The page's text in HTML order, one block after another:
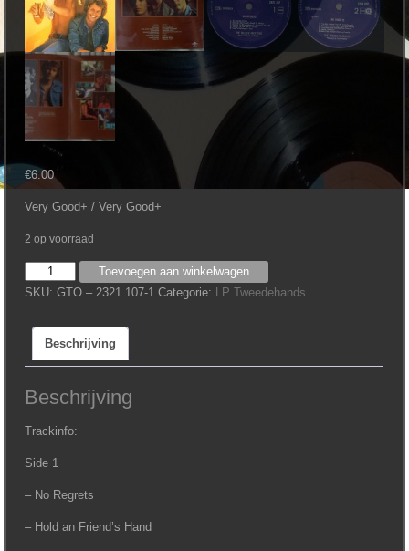
€6.00
Very Good+ / Very Good+
2 op voorraad
Walker
Brothers
No
Regrets
aantal
Toevoegen aan winkelwagen
SKU:GTO – 2321 107-1 Categorie: LP Tweedehands
Beschrijving
Beschrijving
Trackinfo:
Side 1
– No Regrets
– Hold an Friend’s Hand